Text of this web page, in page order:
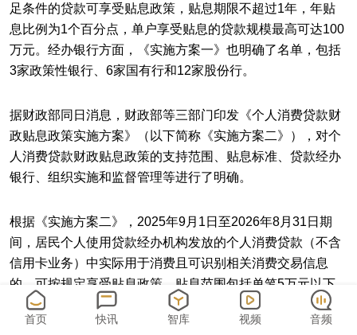
足条件的贷款可享受贴息政策，贴息期限不超过1年，年贴
息比例为1个百分点，单户享受贴息的贷款规模最高可达100
万元。经办银行方面，《实施方案一》也明确了名单，包括
3家政策性银行、6家国有行和12家股份行。
据财政部同日消息，财政部等三部门印发《个人消费贷款财
政贴息政策实施方案》（以下简称《实施方案二》），对个
人消费贷款财政贴息政策的支持范围、贴息标准、贷款经办
银行、组织实施和监督管理等进行了明确。
根据《实施方案二》，2025年9月1日至2026年8月31日期
间，居民个人使用贷款经办机构发放的个人消费贷款（不含
信用卡业务）中实际用于消费且可识别相关消费交易信息
的，可按规定享受贴息政策。贴息范围包括单笔5万元以下
消费，以及单笔5万元及以上的家用汽车、养老生育、教育
培训、文化旅游、家居家装、电子产品、健康医疗等重点领
首页 快讯 智库 视频 音频